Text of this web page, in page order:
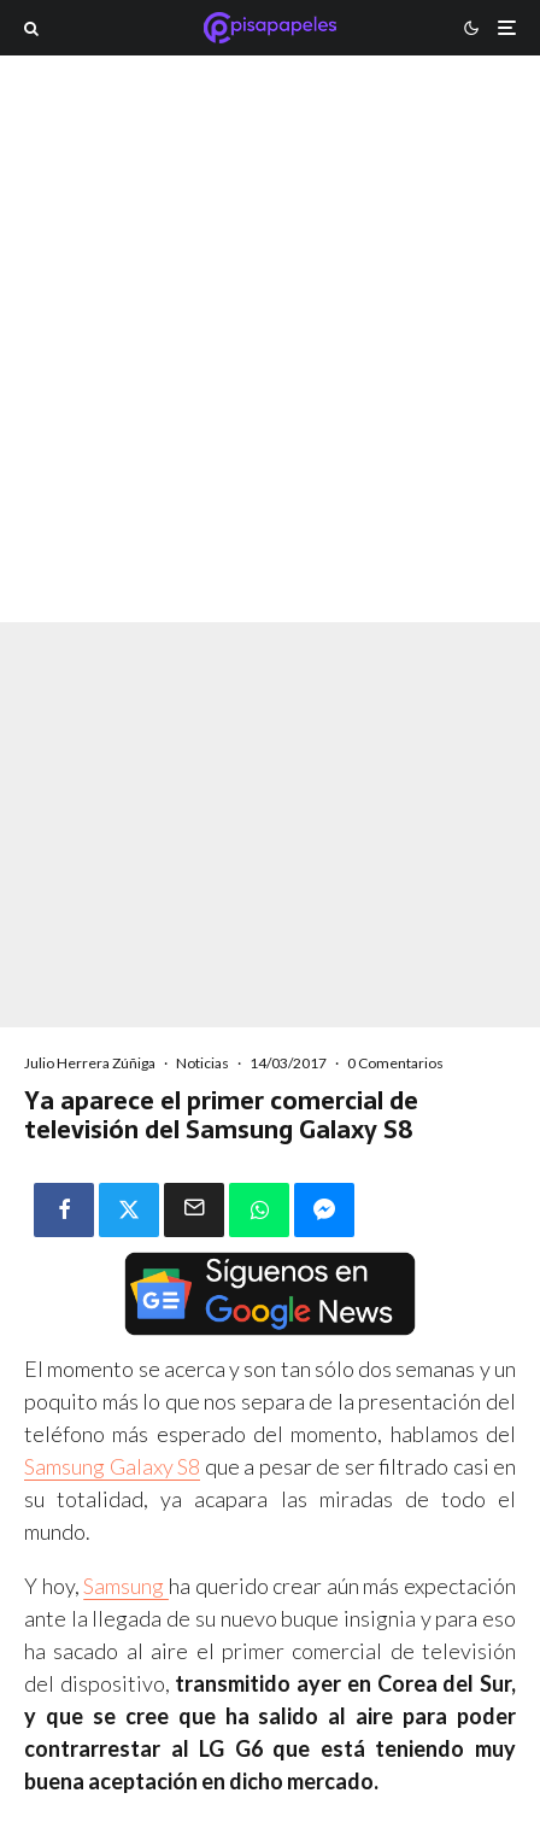
Julio Herrera Zúñiga · Noticias · 14/03/2017 · 0 Comentarios
Ya aparece el primer comercial de
televisión del Samsung Galaxy S8
El momento se acerca y son tan sólo dos semanas y un
poquito más lo que nos separa de la presentación del
teléfono más esperado del momento, hablamos del
Samsung Galaxy S8 que a pesar de ser filtrado casi en
su totalidad, ya acapara las miradas de todo el
mundo.
Y hoy,Samsung ha querido crear aún más expectación
ante la llegada de su nuevo buque insignia y para eso
ha sacado al aire el primer comercial de televisión
del dispositivo, transmitido ayer en Corea del Sur,
y que se cree que ha salido al aire para poder
contrarrestar al LG G6 que está teniendo muy
buena aceptación en dicho mercado.